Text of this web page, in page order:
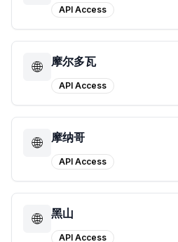
API Access
🌐 摩尔多瓦
API Access
🌐 摩纳哥
API Access
🌐 黑山
API Access